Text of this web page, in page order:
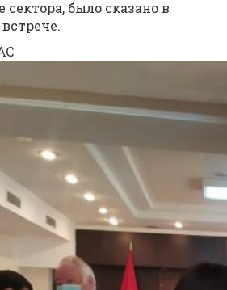
сектора, было сказано в